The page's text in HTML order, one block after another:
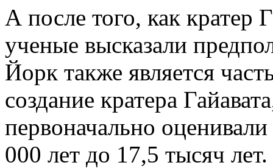
А после того, как кратер
ученые высказали
Йорк также является
создание кратера
первоначально
000 лет до 17,5 тысяч лет.